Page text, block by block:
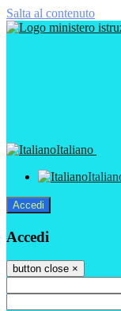
Salta al contenuto
Italiano
Accedi
Accedi
button close ×